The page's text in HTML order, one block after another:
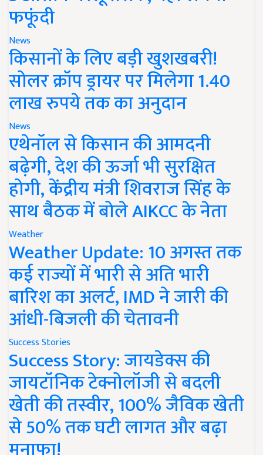
फफूंदी
News
किसानों के लिए बड़ी खुशखबरी!
सोलर क्रॉप ड्रायर पर मिलेगा 1.40
लाख रुपये तक का अनुदान
News
एथेनॉल से किसान की आमदनी
बढ़ेगी, देश की ऊर्जा भी सुरक्षित
होगी, केंद्रीय मंत्री शिवराज सिंह के
साथ बैठक में बोले AIKCC के नेता
Weather
Weather Update: 10 अगस्त तक
कई राज्यों में भारी से अति भारी
बारिश का अलर्ट, IMD ने जारी की
आंधी-बिजली की चेतावनी
Success Stories
Success Story: जायडेक्स की
जायटॉनिक टेक्नोलॉजी से बदली
खेती की तस्वीर, 100% जैविक खेती
से 50% तक घटी लागत और बढ़ा